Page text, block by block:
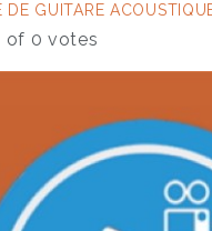
DE GUITARE
of 0 votes